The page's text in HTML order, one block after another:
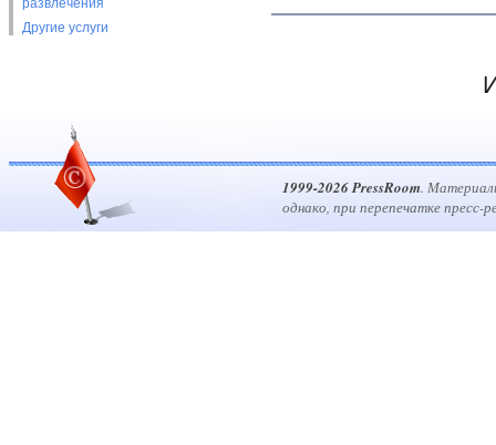
развлечения
Другие услуги
1999-2026 PressRoom.
однако, при перепечатке пресс-